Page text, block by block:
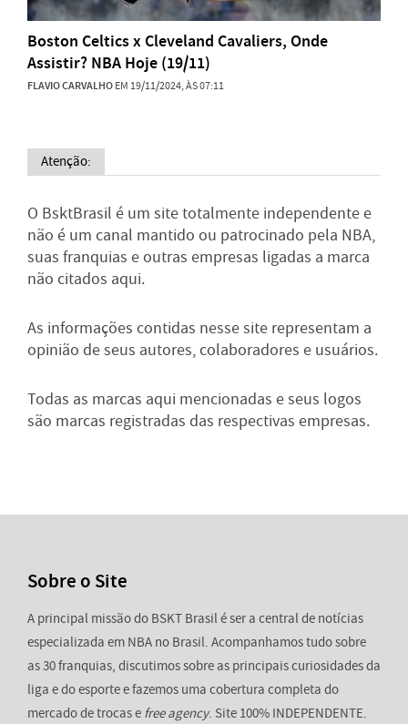
Boston Celtics x Cleveland Cavaliers, Onde
Assistir? NBA Hoje (19/11)
FLAVIO CARVALHOEM 19/11/2024, ÀS 07:11
Atenção:
O BsktBrasil é um site totalmente independente e
não é um canal mantido ou patrocinado pela NBA,
suas franquias e outras empresas ligadas a marca
não citados aqui.
As informações contidas nesse site representam a
opinião de seus autores, colaboradores e usuários.
Todas as marcas aqui mencionadas e seus logos
são marcas registradas das respectivas empresas.
Sobre o Site
A principal missão do BSKT Brasil é ser a central de notícias
especializada em NBA no Brasil. Acompanhamos tudo sobre
as 30 franquias, discutimos sobre as principais curiosidades da
liga e do esporte e fazemos uma cobertura completa do
mercado de trocas e free agency. Site 100% INDEPENDENTE.